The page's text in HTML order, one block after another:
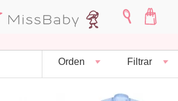
Orden Filtrar